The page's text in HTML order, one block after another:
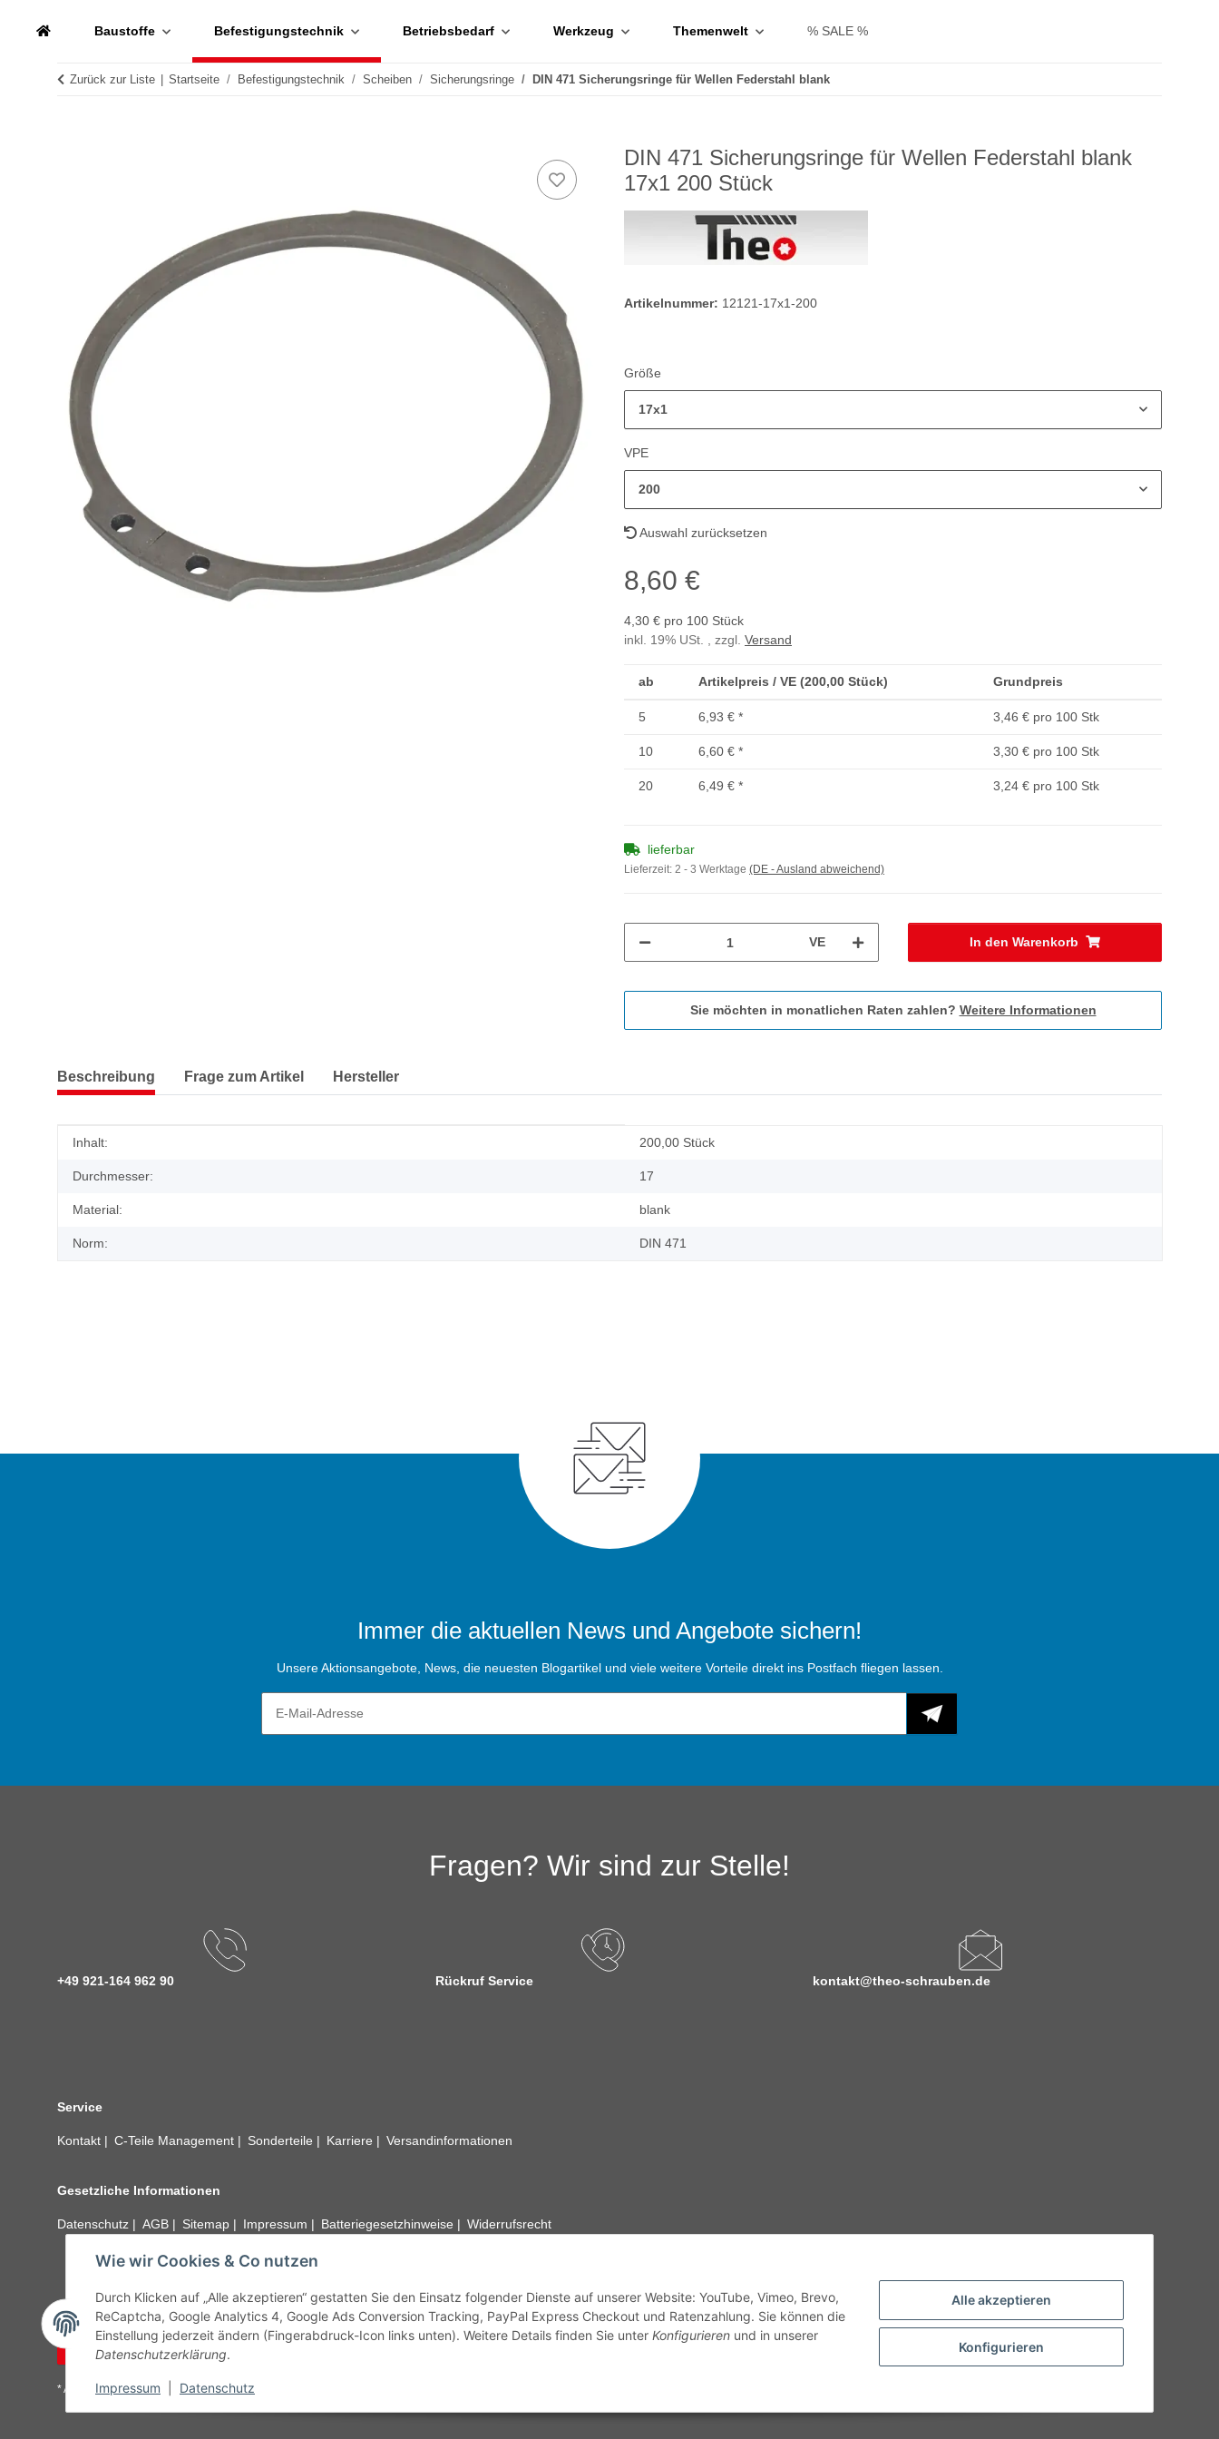
Alle akzeptieren
Konfigurieren
Wie wir Cookies & Co nutzen
Durch Klicken auf „Alle akzeptieren“ gestatten Sie den Einsatz folgender Dienste auf unserer Website: YouTube, Vimeo, Brevo,
ReCaptcha, Google Analytics 4, Google Ads Conversion Tracking, PayPal Express Checkout und Ratenzahlung. Sie können die
Einstellung jederzeit ändern (Fingerabdruck-Icon links unten). Weitere Details finden Sie unter Konfigurieren und in unserer
Datenschutzerklärung.
Impressum Datenschutz
Baustoffe Befestigungstechnik Betriebsbedarf Werkzeug Themenwelt % SALE %
Zurück zur Liste Startseite Befestigungstechnik Scheiben Sicherungsringe DIN 471 Sicherungsringe für Wellen Federstahl blank
DIN 471 Sicherungsringe für Wellen Federstahl blank
17x1 200 Stück
Artikelnummer: 12121-17x1-200
Größe
17x1
VPE
200
Auswahl zurücksetzen
8,60 €
4,30 € pro 100 Stück
inkl. 19% USt. , zzgl. Versand
ab Artikelpreis / VE (200,00 Stück) Grundpreis
5 6,93 € * 3,46 € pro 100 Stk
10 6,60 € * 3,30 € pro 100 Stk
20 6,49 € * 3,24 € pro 100 Stk
lieferbar
Lieferzeit: 2 - 3 Werktage (DE - Ausland abweichend)
VE In den Warenkorb
Sie möchten in monatlichen Raten zahlen? Weitere Informationen
Beschreibung Frage zum Artikel Hersteller
Produkteigenschaft
Wert
Inhalt: 200,00 Stück
Durchmesser: 17
Material: blank
Norm: DIN 471
Immer die aktuellen News und Angebote sichern!
Unsere Aktionsangebote, News, die neuesten Blogartikel und viele weitere Vorteile direkt ins Postfach fliegen lassen.
Fragen? Wir sind zur Stelle!
+49 921-164 962 90 Rückruf Service kontakt@theo-schrauben.de
Service
Kontakt C-Teile Management Sonderteile Karriere Versandinformationen
Gesetzliche Informationen
Datenschutz AGB Sitemap Impressum Batteriegesetzhinweise Widerrufsrecht
unseren Kundenservice. Abbildungen der Artikel können beispielhaft sein und vom Produkt abweichen.
Vertrag widerrufen
* Alle Preise inkl. gesetzlicher USt., zzgl.